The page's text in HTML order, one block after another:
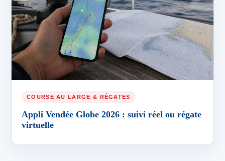
COURSE AU LARGE & RÉGATES
Appli Vendée Globe 2026 : suivi réel ou régate
virtuelle